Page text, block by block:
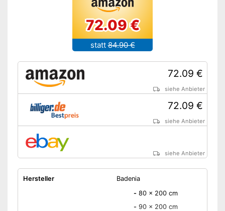
siehe Anbieter
72.09 €
statt 84.90 €
72.09 €
siehe Anbieter
72.09 €
siehe Anbieter
siehe Anbieter
Hersteller Badenia
- 80 x 200 cm
- 90 x 200 cm